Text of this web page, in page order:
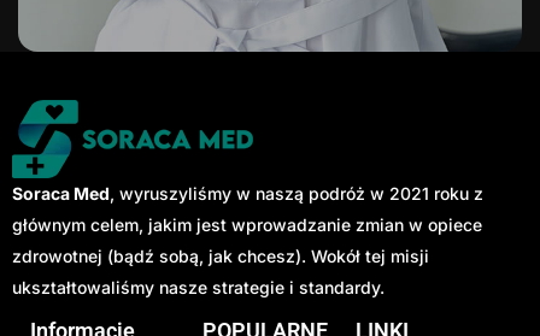
Soraca Med, wyruszyliśmy w naszą podróż w 2021 roku z
głównym celem, jakim jest wprowadzanie zmian w opiece
zdrowotnej (bądź sobą, jak chcesz). Wokół tej misji
ukształtowaliśmy nasze strategie i standardy.
Informacje
POPULARNE
LINKI